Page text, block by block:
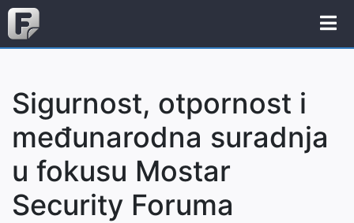
Sigurnost, otpornost i
međunarodna suradnja
u fokusu Mostar
Security Foruma